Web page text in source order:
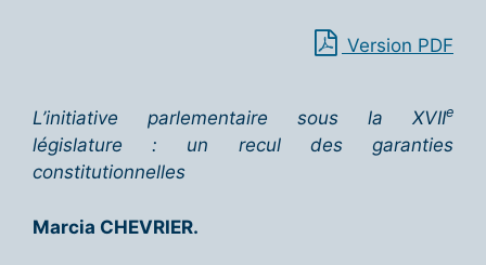
Version PDF
L’initiative parlementaire sous la XVIIe
législature : un recul des garanties
constitutionnelles
Marcia CHEVRIER.